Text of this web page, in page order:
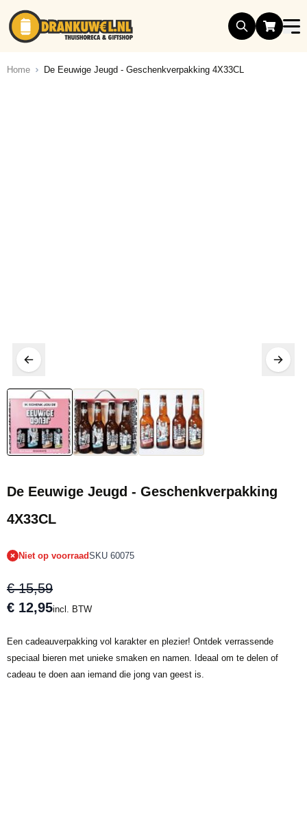
Ga naar de inhoud
Home De Eeuwige Jeugd - Geschenkverpakking 4X33CL
Tijdelijk niet op voorraad
De Eeuwige Jeugd - Geschenkverpakking
4X33CL
Niet op voorraadSKU 60075
€ 15,59
€ 12,95incl. BTW
Een cadeauverpakking vol karakter en plezier! Ontdek verrassende
speciaal bieren met unieke smaken en namen. Ideaal om te delen of
cadeau te doen aan iemand die jong van geest is.